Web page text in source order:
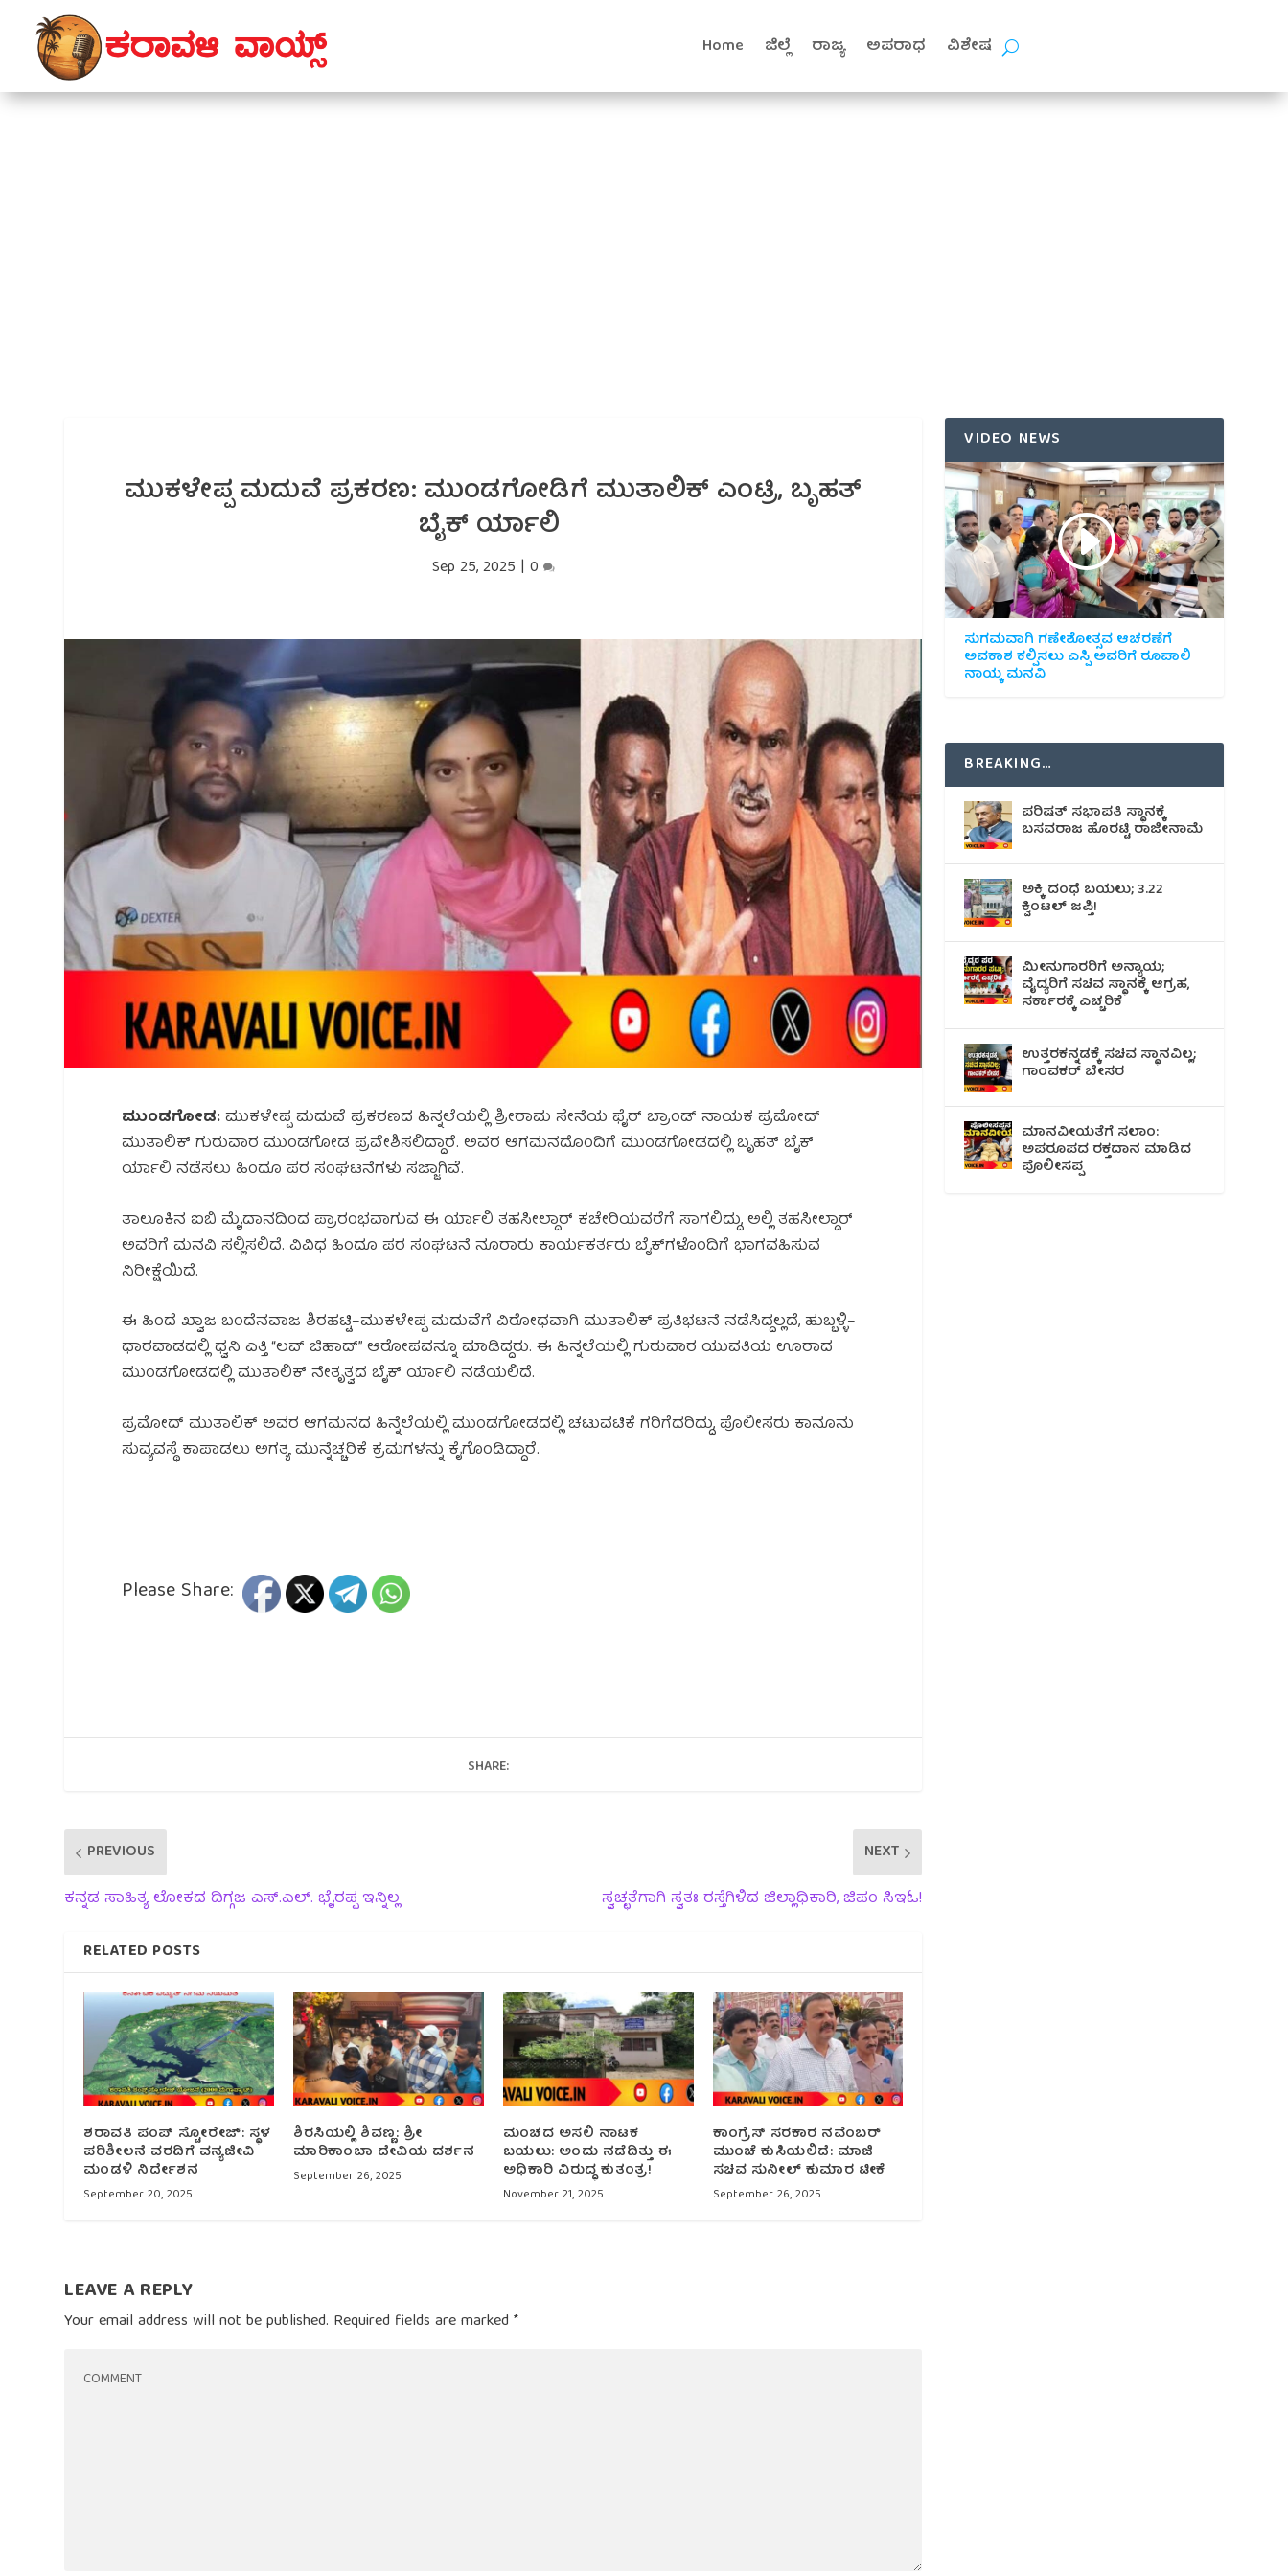
Home ಜಿಲ್ಲೆ ರಾಜ್ಯ ಅಪರಾಧ ವಿಶೇಷ
ಮುಕಳೇಪ್ಪ ಮದುವೆ ಪ್ರಕರಣ: ಮುಂಡಗೋಡಿಗೆ ಮುತಾಲಿಕ್ ಎಂಟ್ರಿ, ಬೃಹತ್
ಬೈಕ್ ರ್ಯಾಲಿ
Sep 25, 2025 | 0
ಮುಂಡಗೋಡ:ಮುಕಳೇಪ್ಪ ಮದುವೆ ಪ್ರಕರಣದ ಹಿನ್ನಲೆಯಲ್ಲಿ ಶ್ರೀರಾಮ ಸೇನೆಯ ಫೈರ್ ಬ್ರಾಂಡ್ ನಾಯಕ ಪ್ರಮೋದ್
ಮುತಾಲಿಕ್ ಗುರುವಾರ ಮುಂಡಗೋಡ ಪ್ರವೇಶಿಸಲಿದ್ದಾರೆ. ಅವರ ಆಗಮನದೊಂದಿಗೆ ಮುಂಡಗೋಡದಲ್ಲಿ ಬೃಹತ್ ಬೈಕ್
ರ್ಯಾಲಿ ನಡೆಸಲು ಹಿಂದೂ ಪರ ಸಂಘಟನೆಗಳು ಸಜ್ಜಾಗಿವೆ.
ತಾಲೂಕಿನ ಐಬಿ ಮೈದಾನದಿಂದ ಪ್ರಾರಂಭವಾಗುವ ಈ ರ್ಯಾಲಿ ತಹಸೀಲ್ದಾರ್ ಕಚೇರಿಯವರೆಗೆ ಸಾಗಲಿದ್ದು, ಅಲ್ಲಿ ತಹಸೀಲ್ದಾರ್
ಅವರಿಗೆ ಮನವಿ ಸಲ್ಲಿಸಲಿದೆ. ವಿವಿಧ ಹಿಂದೂ ಪರ ಸಂಘಟನೆ ನೂರಾರು ಕಾರ್ಯಕರ್ತರು ಬೈಕ್‌ಗಳೊಂದಿಗೆ ಭಾಗವಹಿಸುವ
ನಿರೀಕ್ಷೆಯಿದೆ.
ಈ ಹಿಂದೆ ಖ್ವಾಜ ಬಂದೆನವಾಜ ಶಿರಹಟ್ಟಿ–ಮುಕಳೇಪ್ಪ ಮದುವೆಗೆ ವಿರೋಧವಾಗಿ ಮುತಾಲಿಕ್ ಪ್ರತಿಭಟನೆ ನಡೆಸಿದ್ದಲ್ಲದೆ, ಹುಬ್ಬಳ್ಳಿ–
ಧಾರವಾಡದಲ್ಲಿ ಧ್ವನಿ ಎತ್ತಿ “ಲವ್ ಜಿಹಾದ್” ಆರೋಪವನ್ನೂ ಮಾಡಿದ್ದರು. ಈ ಹಿನ್ನಲೆಯಲ್ಲಿ ಗುರುವಾರ ಯುವತಿಯ ಊರಾದ
ಮುಂಡಗೋಡದಲ್ಲಿ ಮುತಾಲಿಕ್ ನೇತೃತ್ವದ ಬೈಕ್ ರ್ಯಾಲಿ ನಡೆಯಲಿದೆ.
ಪ್ರಮೋದ್ ಮುತಾಲಿಕ್ ಅವರ ಆಗಮನದ ಹಿನ್ನೆಲೆಯಲ್ಲಿ ಮುಂಡಗೋಡದಲ್ಲಿ ಚಟುವಟಿಕೆ ಗರಿಗೆದರಿದ್ದು, ಪೊಲೀಸರು ಕಾನೂನು
ಸುವ್ಯವಸ್ಥೆ ಕಾಪಾಡಲು ಅಗತ್ಯ ಮುನ್ನೆಚ್ಚರಿಕೆ ಕ್ರಮಗಳನ್ನು ಕೈಗೊಂಡಿದ್ದಾರೆ.
Please Share:
SHARE:
PREVIOUS
ಕನ್ನಡ ಸಾಹಿತ್ಯ ಲೋಕದ ದಿಗ್ಗಜ ಎಸ್.ಎಲ್. ಭೈರಪ್ಪ ಇನ್ನಿಲ್ಲ
NEXT
ಸ್ವಚ್ಛತೆಗಾಗಿ ಸ್ವತಃ ರಸ್ತೆಗಿಳಿದ ಜಿಲ್ಲಾಧಿಕಾರಿ, ಜಿಪಂ ಸಿಇಓ!
RELATED POSTS
ಶರಾವತಿ ಪಂಪ್‌ ಸ್ಟೋರೇಜ್: ಸ್ಥಳ
ಪರಿಶೀಲನೆ ವರದಿಗೆ ವನ್ಯಜೀವಿ
ಮಂಡಳಿ ನಿರ್ದೇಶನ
September 20, 2025
ಶಿರಸಿಯಲ್ಲಿ ಶಿವಣ್ಣ: ಶ್ರೀ
ಮಾರಿಕಾಂಬಾ ದೇವಿಯ ದರ್ಶನ
September 26, 2025
ಮಂಚದ ಅಸಲಿ ನಾಟಕ
ಬಯಲು: ಅಂದು ನಡೆದಿತ್ತು ಈ
ಅಧಿಕಾರಿ ವಿರುದ್ಧ ಕುತಂತ್ರ!
November 21, 2025
ಕಾಂಗ್ರೆಸ್ ಸರಕಾರ ನವೆಂಬರ್
ಮುಂಚೆ ಕುಸಿಯಲಿದೆ: ಮಾಜಿ
ಸಚಿವ ಸುನೀಲ್ ಕುಮಾರ ಟೀಕೆ
September 26, 2025
LEAVE A REPLY
Your email address will not be published. Required fields are marked*
VIDEO NEWS
ಸುಗಮವಾಗಿ ಗಣೇಶೋತ್ಸವ ಆಚರಣೆಗೆ
ಅವಕಾಶ ಕಲ್ಪಿಸಲು ಎಸ್ಪಿ ಅವರಿಗೆ ರೂಪಾಲಿ
ನಾಯ್ಕ ಮನವಿ
BREAKING…
ಪರಿಷತ್ ಸಭಾಪತಿ ಸ್ಥಾನಕ್ಕೆ
ಬಸವರಾಜ ಹೊರಟ್ಟಿ ರಾಜೀನಾಮೆ
ಅಕ್ಕಿ ದಂಧೆ ಬಯಲು; 3.22
ಕ್ವಿಂಟಲ್ ಜಪ್ತಿ!
ಮೀನುಗಾರರಿಗೆ ಅನ್ಯಾಯ;
ವೈದ್ಯರಿಗೆ ಸಚಿವ ಸ್ಥಾನಕ್ಕೆ ಆಗ್ರಹ,
ಸರ್ಕಾರಕ್ಕೆ ಎಚ್ಚರಿಕೆ
ಉತ್ತರಕನ್ನಡಕ್ಕೆ ಸಚಿವ ಸ್ಥಾನವಿಲ್ಲ;
ಗಾಂವಕರ್ ಬೇಸರ
ಮಾನವೀಯತೆಗೆ ಸಲಾಂ:
ಅಪರೂಪದ ರಕ್ತದಾನ ಮಾಡಿದ
ಪೊಲೀಸಪ್ಪ